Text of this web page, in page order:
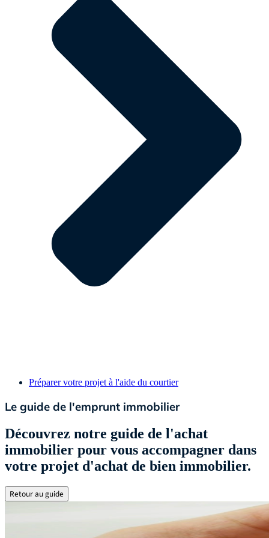
Préparer votre projet à l'aide du courtier
Le guide de l'emprunt immobilier
Découvrez notre guide de l'achat
immobilier pour vous accompagner dans
votre projet d'achat de bien immobilier.
Retour au guide